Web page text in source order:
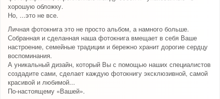
хорошую обложку.
Но, ...это не все.
Личная фотокнига это не просто альбом, а намного больше.
Собранная и сделанная наша фотокнига вмещает в себя Ваше
настроение, семейные традиции и бережно хранит дорогие сердцу
воспоминания.
А уникальный дизайн, который Вы с помощью наших специалистов
создадите сами, сделает каждую фотокнигу эксклюзивной, самой
красивой и любимой...
По-настоящему «Вашей».